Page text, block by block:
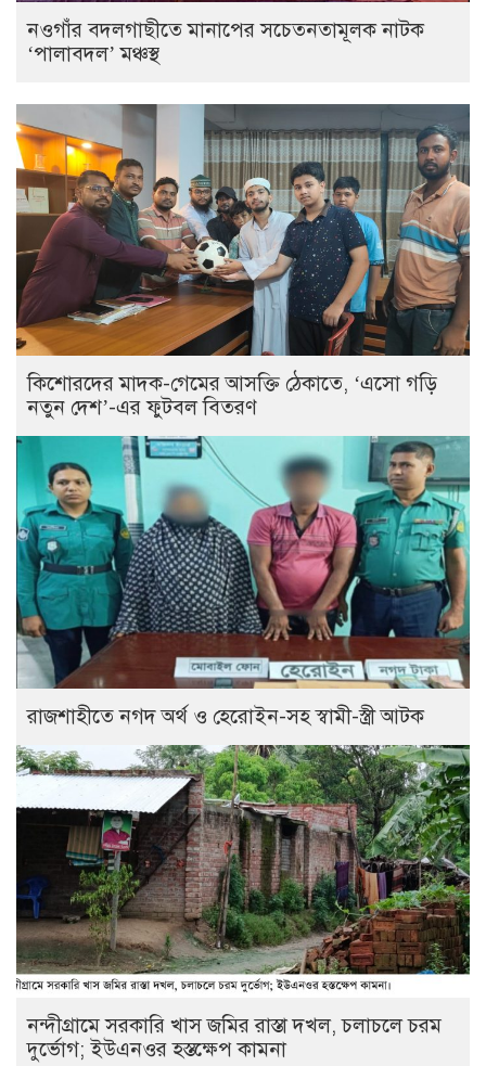
নওগাঁর বদলগাছীতে মানাপের সচেতনতামূলক নাটক
‘পালাবদল’ মঞ্চস্থ
কিশোরদের মাদক-গেমের আসক্তি ঠেকাতে, ‘এসো গড়ি
নতুন দেশ’-এর ফুটবল বিতরণ
রাজশাহীতে নগদ অর্থ ও হেরোইন-সহ স্বামী-স্ত্রী আটক
নন্দীগ্রামে সরকারি খাস জমির রাস্তা দখল, চলাচলে চরম
দুর্ভোগ; ইউএনওর হস্তক্ষেপ কামনা